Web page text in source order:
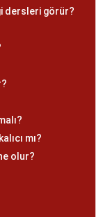
dersleri görür?
mı?
olur?